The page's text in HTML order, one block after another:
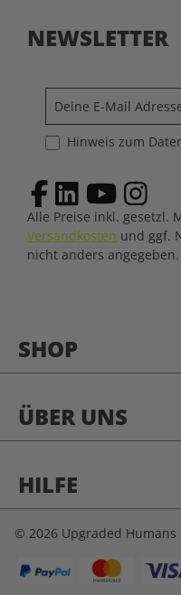
SHOP
ÜBER UNS
HILFE
NEWSLETTER
Hinweis zum
Alle Preise inkl. gesetzl.
Versandkosten und ggf.
nicht anders angegeben.
© 2026 Upgraded